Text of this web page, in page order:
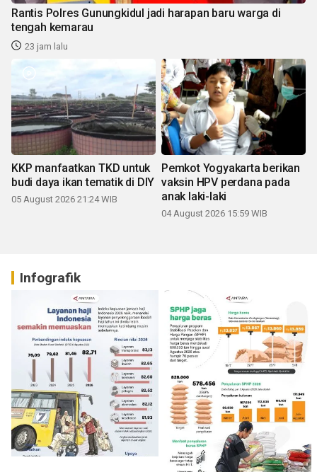
Rantis Polres Gunungkidul jadi harapan baru warga di
tengah kemarau
23 jam lalu
KKP manfaatkan TKD untuk
budi daya ikan tematik di DIY
05 August 2026 21:24 WIB
Pemkot Yogyakarta berikan
vaksin HPV perdana pada
anak laki-laki
04 August 2026 15:59 WIB
Infografik